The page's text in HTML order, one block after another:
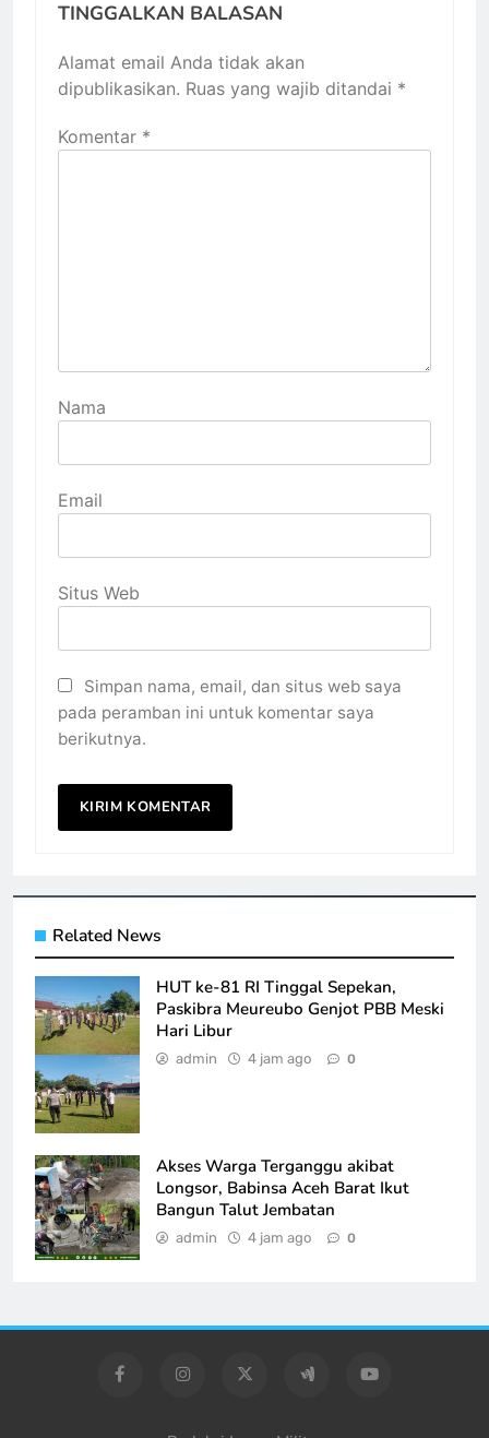
TINGGALKAN BALASAN
Alamat email Anda tidak akan
dipublikasikan. Ruas yang wajib ditandai *
Komentar *
Nama
Email
Situs Web
Simpan nama, email, dan situs web saya
pada peramban ini untuk komentar saya
berikutnya.
Related News
HUT ke-81 RI Tinggal Sepekan,
Paskibra Meureubo Genjot PBB Meski
Hari Libur
admin 4 jam ago 0
Akses Warga Terganggu akibat
Longsor, Babinsa Aceh Barat Ikut
Bangun Talut Jembatan
admin 4 jam ago 0